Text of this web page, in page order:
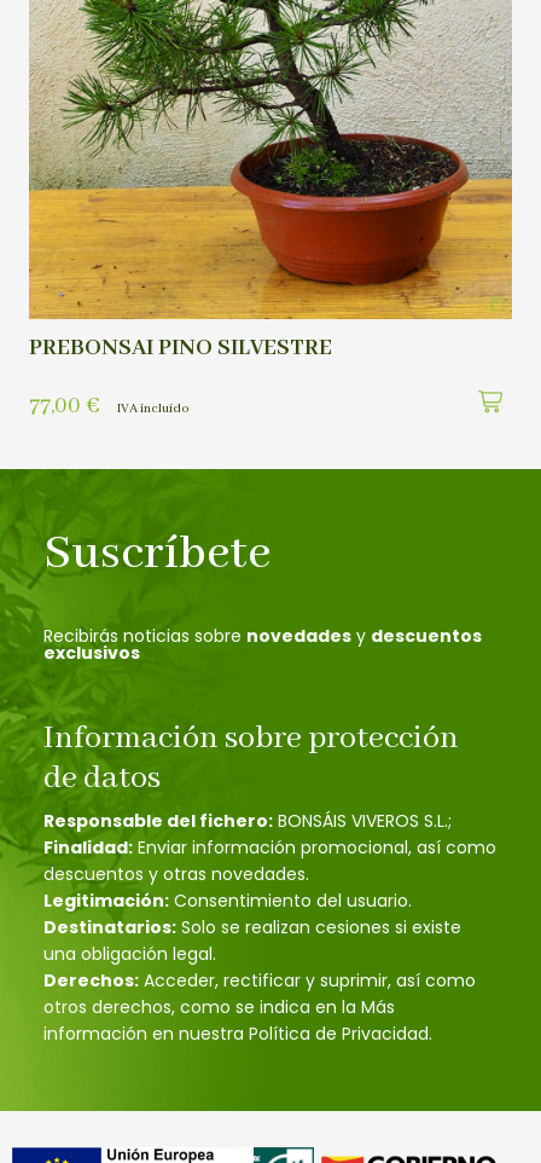
PREBONSAI PINO SILVESTRE
77,00 € IVA incluído
Suscríbete
Recibirás noticias sobre novedades y descuentos
exclusivos
Información sobre protección
de datos
Responsable del fichero: BONSÁIS VIVEROS S.L.;
Finalidad: Enviar información promocional, así como
descuentos y otras novedades.
Legitimación: Consentimiento del usuario.
Destinatarios: Solo se realizan cesiones si existe
una obligación legal.
Derechos: Acceder, rectificar y suprimir, así como
otros derechos, como se indica en la Más
información en nuestra Política de Privacidad.